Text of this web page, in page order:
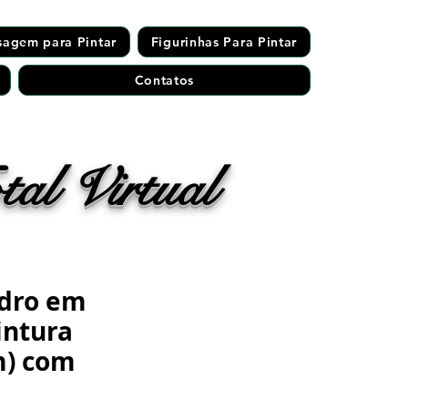
para Pintar Figurinhas Para Pintar
Contatos
Virtual
em
com